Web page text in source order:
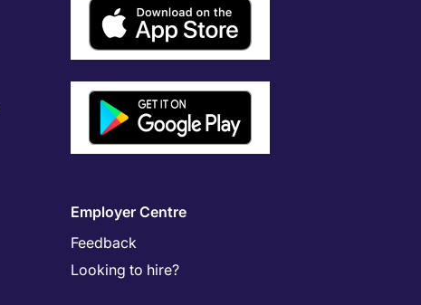
Employer Centre
Feedback
Looking to hire?